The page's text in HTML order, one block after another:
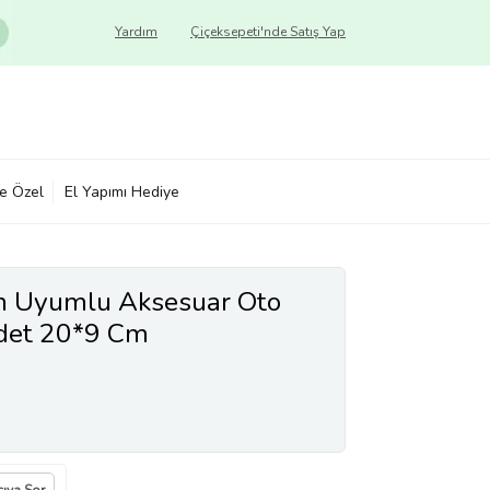
Çiçeksepeti'nde Satış Yap
Yardım
Özel El Yapımı Hediye
Uyumlu Aksesuar Oto
20*9 Cm